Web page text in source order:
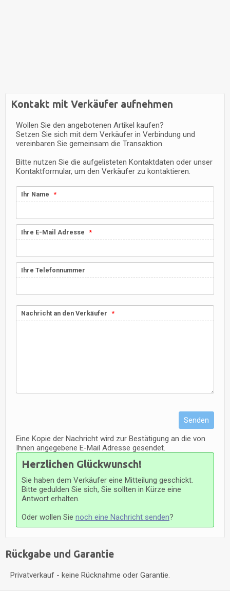
Kontakt mit Verkäufer aufnehmen
Wollen Sie den angebotenen Artikel kaufen?
Setzen Sie sich mit dem Verkäufer in Verbindung und
vereinbaren Sie gemeinsam die Transaktion.
Bitte nutzen Sie die aufgelisteten Kontaktdaten oder unser
Kontaktformular, um den Verkäufer zu kontaktieren.
Ihr Name
Ihre E-Mail Adresse
Ihre Telefonnummer
Nachricht an den Verkäufer
Senden
Eine Kopie der Nachricht wird zur Bestätigung an die von
Ihnen angegebene E-Mail Adresse gesendet.
Herzlichen Glückwunsch!
Sie haben dem Verkäufer eine Mitteilung geschickt.
Bitte gedulden Sie sich, Sie sollten in Kürze eine
Antwort erhalten.
Oder wollen Sie noch eine Nachricht senden?
Rückgabe und Garantie
Privatverkauf - keine Rücknahme oder Garantie.